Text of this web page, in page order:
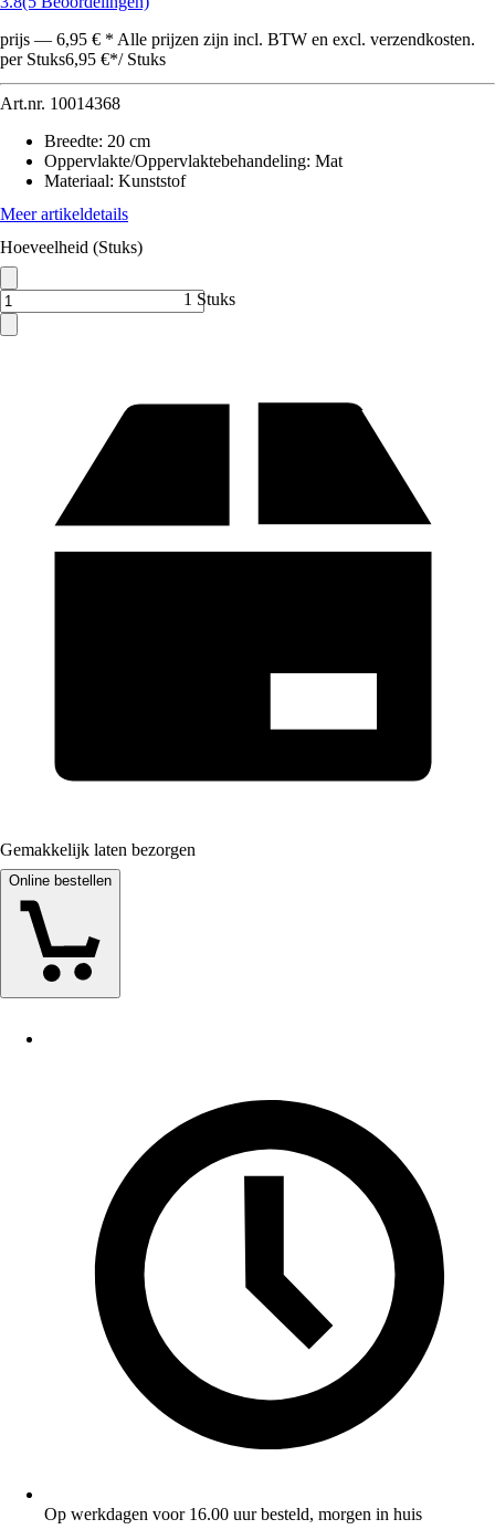
prijs — 6,95 € * Alle prijzen zijn incl. BTW en excl. verzendkosten.
per Stuks6,95 €*/ Stuks
Art.nr. 10014368
Breedte: 20 cm
Oppervlakte/Oppervlaktebehandeling: Mat
Materiaal: Kunststof
Meer artikeldetails
Hoeveelheid (Stuks)
1 Stuks
Gemakkelijk laten bezorgen
Online bestellen
Op werkdagen voor 16.00 uur besteld, morgen in huis